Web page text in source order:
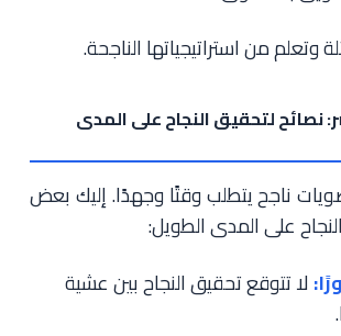
وتعلم من استراتيجياتها الناجحة.
نصائح لتحقيق النجاح على المدى
ناجح يتطلب وقتًا وجهدًا. إليك بعض
على المدى الطويل:
لا تتوقع تحقيق النجاح بين عشية